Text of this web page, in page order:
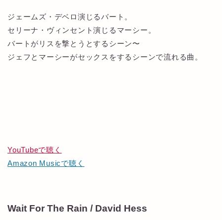
ジェームズ・デベロ演じるバート。
セリーナ・ヴィンセント演じるマーシー。
バートがリスを撃とうとするシーン〜
ジェフとマーシーがセックスをするシーンで流れる曲。
YouTubeで聴く
Amazon Musicで聴く
Wait For The Rain / David Hess